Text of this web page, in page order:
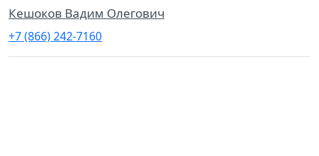
Кешоков Вадим Олегович
+7 (866) 242-7160